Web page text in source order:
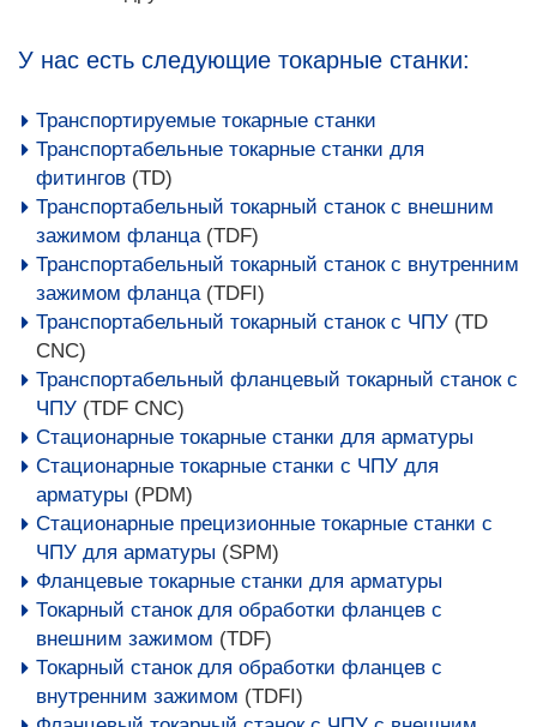
У нас есть следующие токарные станки:
Транспортируемые токарные станки
Транспортабельные токарные станки для
фитингов (TD)
Транспортабельный токарный станок с внешним
зажимом фланца(TDF)
Транспортабельный токарный станок с внутренним
зажимом фланца(TDFI)
Транспортабельный токарный станок с ЧПУ (TD
CNC)
Транспортабельный фланцевый токарный станок с
ЧПУ (TDF CNC)
Стационарные токарные станки для арматуры
Стационарные токарные станки с ЧПУ для
арматуры (PDM)
Стационарные прецизионные токарные станки с
ЧПУ для арматуры (SPM)
Фланцевые токарные станки для арматуры
Токарный станок для обработки фланцев с
внешним зажимом (TDF)
Токарный станок для обработки фланцев с
внутренним зажимом (TDFI)